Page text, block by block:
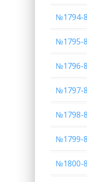
№1794-
№1795-
№1796-
№1797-
№1798-
№1799-
№1800-